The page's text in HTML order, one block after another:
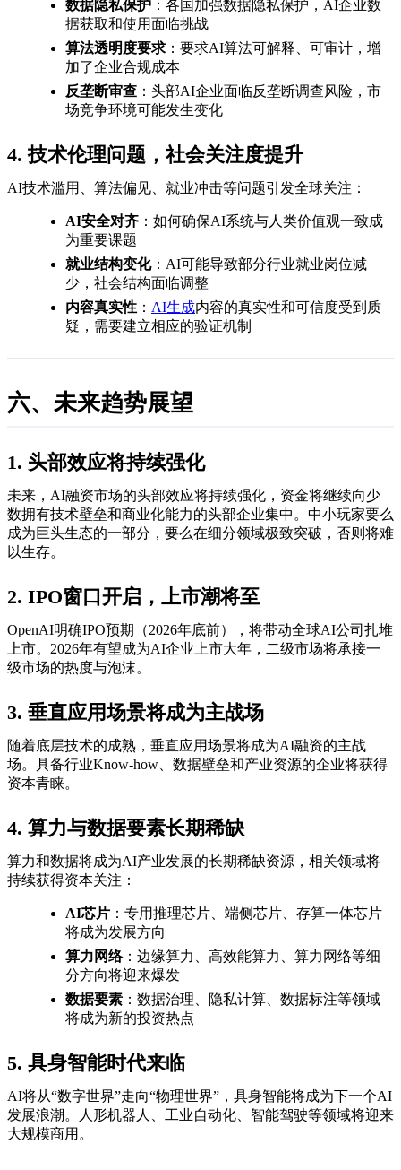
数据隐私保护 ：各国加强数据隐私保护，AI企业数
据获取和使用面临挑战
算法透明度要求 ：要求AI算法可解释、可审计，增
加了企业合规成本
反垄断审查 ：头部AI企业面临反垄断调查风险，市
场竞争环境可能发生变化
4. 技术伦理问题，社会关注度提升
AI技术滥用、算法偏见、就业冲击等问题引发全球关注：
AI安全对齐 ：如何确保AI系统与人类价值观一致成
为重要课题
就业结构变化：AI可能导致部分行业就业岗位减
少，社会结构面临调整
内容真实性 ： AI生成内容的真实性和可信度受到质
疑，需要建立相应的验证机制
六、未来趋势展望
1. 头部效应将持续强化
未来，AI融资市场的头部效应将持续强化，资金将继续向少
数拥有技术壁垒和商业化能力的头部企业集中。中小玩家要么
成为巨头生态的一部分，要么在细分领域极致突破，否则将难
以生存。
2. IPO窗口开启，上市潮将至
OpenAI明确IPO预期（2026年底前），将带动全球AI公司扎堆
上市。2026年有望成为AI企业上市大年，二级市场将承接一
级市场的热度与泡沫。
3. 垂直应用场景将成为主战场
随着底层技术的成熟，垂直应用场景将成为AI融资的主战
场。具备行业Know-how、数据壁垒和产业资源的企业将获得
资本青睐。
4. 算力与数据要素长期稀缺
算力和数据将成为AI产业发展的长期稀缺资源，相关领域将
持续获得资本关注：
AI芯片 ：专用推理芯片、端侧芯片、存算一体芯片
将成为发展方向
算力网络：边缘算力、高效能算力、算力网络等细
分方向将迎来爆发
数据要素 ：数据治理、隐私计算、数据标注等领域
将成为新的投资热点
5. 具身智能时代来临
AI将从“数字世界”走向“物理世界”，具身智能将成为下一个AI
发展浪潮。人形机器人、工业自动化、智能驾驶等领域将迎来
大规模商用。